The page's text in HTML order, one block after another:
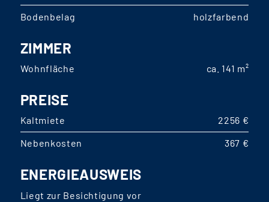
Bodenbelag
holzfarbend
ZIMMER
Wohnfläche ca. 141 m²
PREISE
Kaltmiete
2256 €
Nebenkosten
367 €
ENERGIEAUSWEIS
Liegt zur Besichtigung vor